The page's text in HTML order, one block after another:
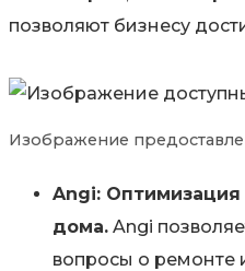
позволяют бизнесу
Изображение
Angi: Оптимизация
дома. Angi
вопросы о ремонте